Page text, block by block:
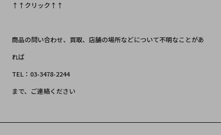
↑↑クリック↑↑
商品の問い合わせ、買取、店舗の場所などについて不明なことがあ
れば
TEL：03-3478-2244
まで、ご連絡ください